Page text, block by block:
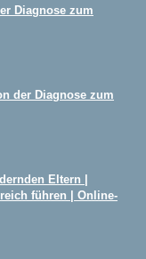
Diagnose zum
der Diagnose zum
Eltern |
führen | Online-